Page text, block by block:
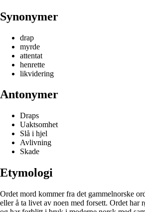
Synonymer
drap
myrde
attentat
henrette
likvidering
Antonymer
Draps
Uaktsomhet
Slå i hjel
Avlivning
Skade
Etymologi
Ordet mord kommer fra det gammelnorske
eller å ta livet av noen med forsett. Ordet har